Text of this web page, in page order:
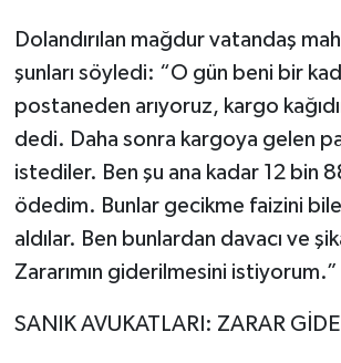
Dolandırılan mağdur vatandaş
şunları söyledi: “O gün beni bir
postaneden arıyoruz, kargo
dedi. Daha sonra kargoya gelen
istediler. Ben şu ana kadar 12 bin
ödedim. Bunlar gecikme faizini
aldılar. Ben bunlardan davacı ve
Zararımın giderilmesini istiyorum.”
SANIK AVUKATLARI: ZARAR